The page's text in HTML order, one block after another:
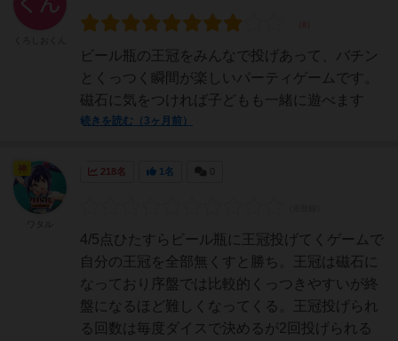
ビール瓶の王冠をみんなで投げあって、バチン
とくっつく瞬間が楽しいパーティゲームです。
磁石に気をつければ子どもも一緒に遊べます
続きを読む（3ヶ月前）
218名 1名
4/5点ひたすらビール瓶に王冠投げてくゲームで
自分の王冠を全部無くすと勝ち。王冠は磁石に
なっており序盤では比較的くっつきやすいが終
盤になるほど難しくなってくる。王冠投げられ
る回数は毎度ダイスで決めるが2回投げられる
神